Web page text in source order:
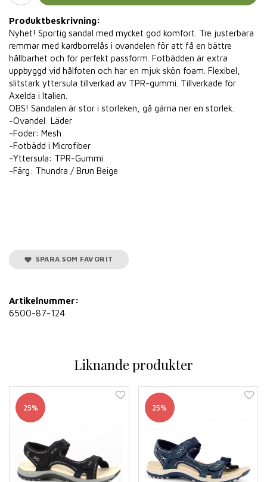
Produktbeskrivning:
Nyhet! Sportig sandal med mycket god komfort. Tre justerbara
remmar med kardborrelås i ovandelen för att få en bättre
hållbarhet och för perfekt passform. Fotbädden är extra
uppbyggd vid hålfoten och har en mjuk skön foam. Flexibel,
slitstark yttersula tillverkad av TPR-gummi. Tillverkade för
Axelda i Italien.
OBS! Sandalen är stor i storleken, gå gärna ner en storlek.
-Ovandel: Läder
-Foder: Mesh
-Fotbädd i Microfiber
-Yttersula: TPR-Gummi
-Färg: Thundra / Brun Beige
SPARA SOM FAVORIT
Artikelnummer:
6500-87-124
Liknande produkter
25% 25%